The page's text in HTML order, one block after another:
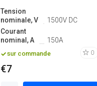
Tension
nominale, V
1500V DC
Courant
nominal, A
150A
sur commande 0
€7